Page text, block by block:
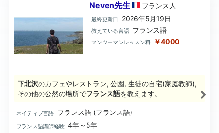
Neven先生 フランス 人
最終更新日 2026年5月19日
教えている言語 フランス語
マンツーマンレッスン料 ￥4000
下北沢のカフェやレストラン, 公園, 生徒の自宅(家庭教師),
その他の公然の場所でフランス語を教えます。
ネイティブ言語 フランス語 (フランス語)
フランス語講師経験 4年～5年